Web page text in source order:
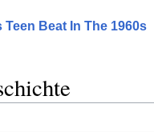
Teen Beat In The 1960s